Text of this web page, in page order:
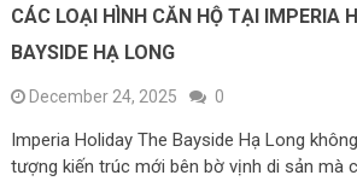
CÁC LOẠI HÌNH CĂN HỘ TẠI IMPERIA
BAYSIDE HẠ LONG
December 24, 2025 0
Imperia Holiday The Bayside Hạ Long
tượng kiến trúc mới bên bờ vịnh di sản mà